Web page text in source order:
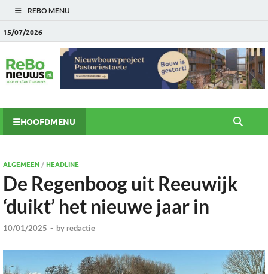
REBO MENU
15/07/2026
HOOFDMENU
ALGEMEEN/ HEADLINE
De Regenboog uit Reeuwijk
‘duikt’ het nieuwe jaar in
10/01/2025 - by redactie